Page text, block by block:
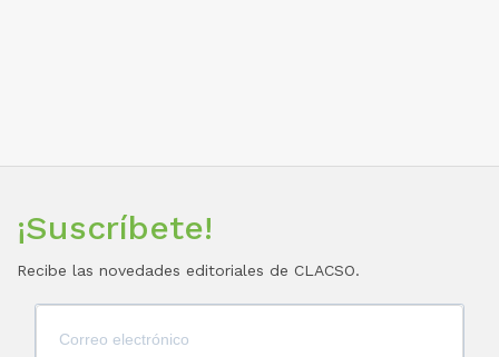
¡Suscríbete!
Recibe las novedades editoriales de CLACSO.